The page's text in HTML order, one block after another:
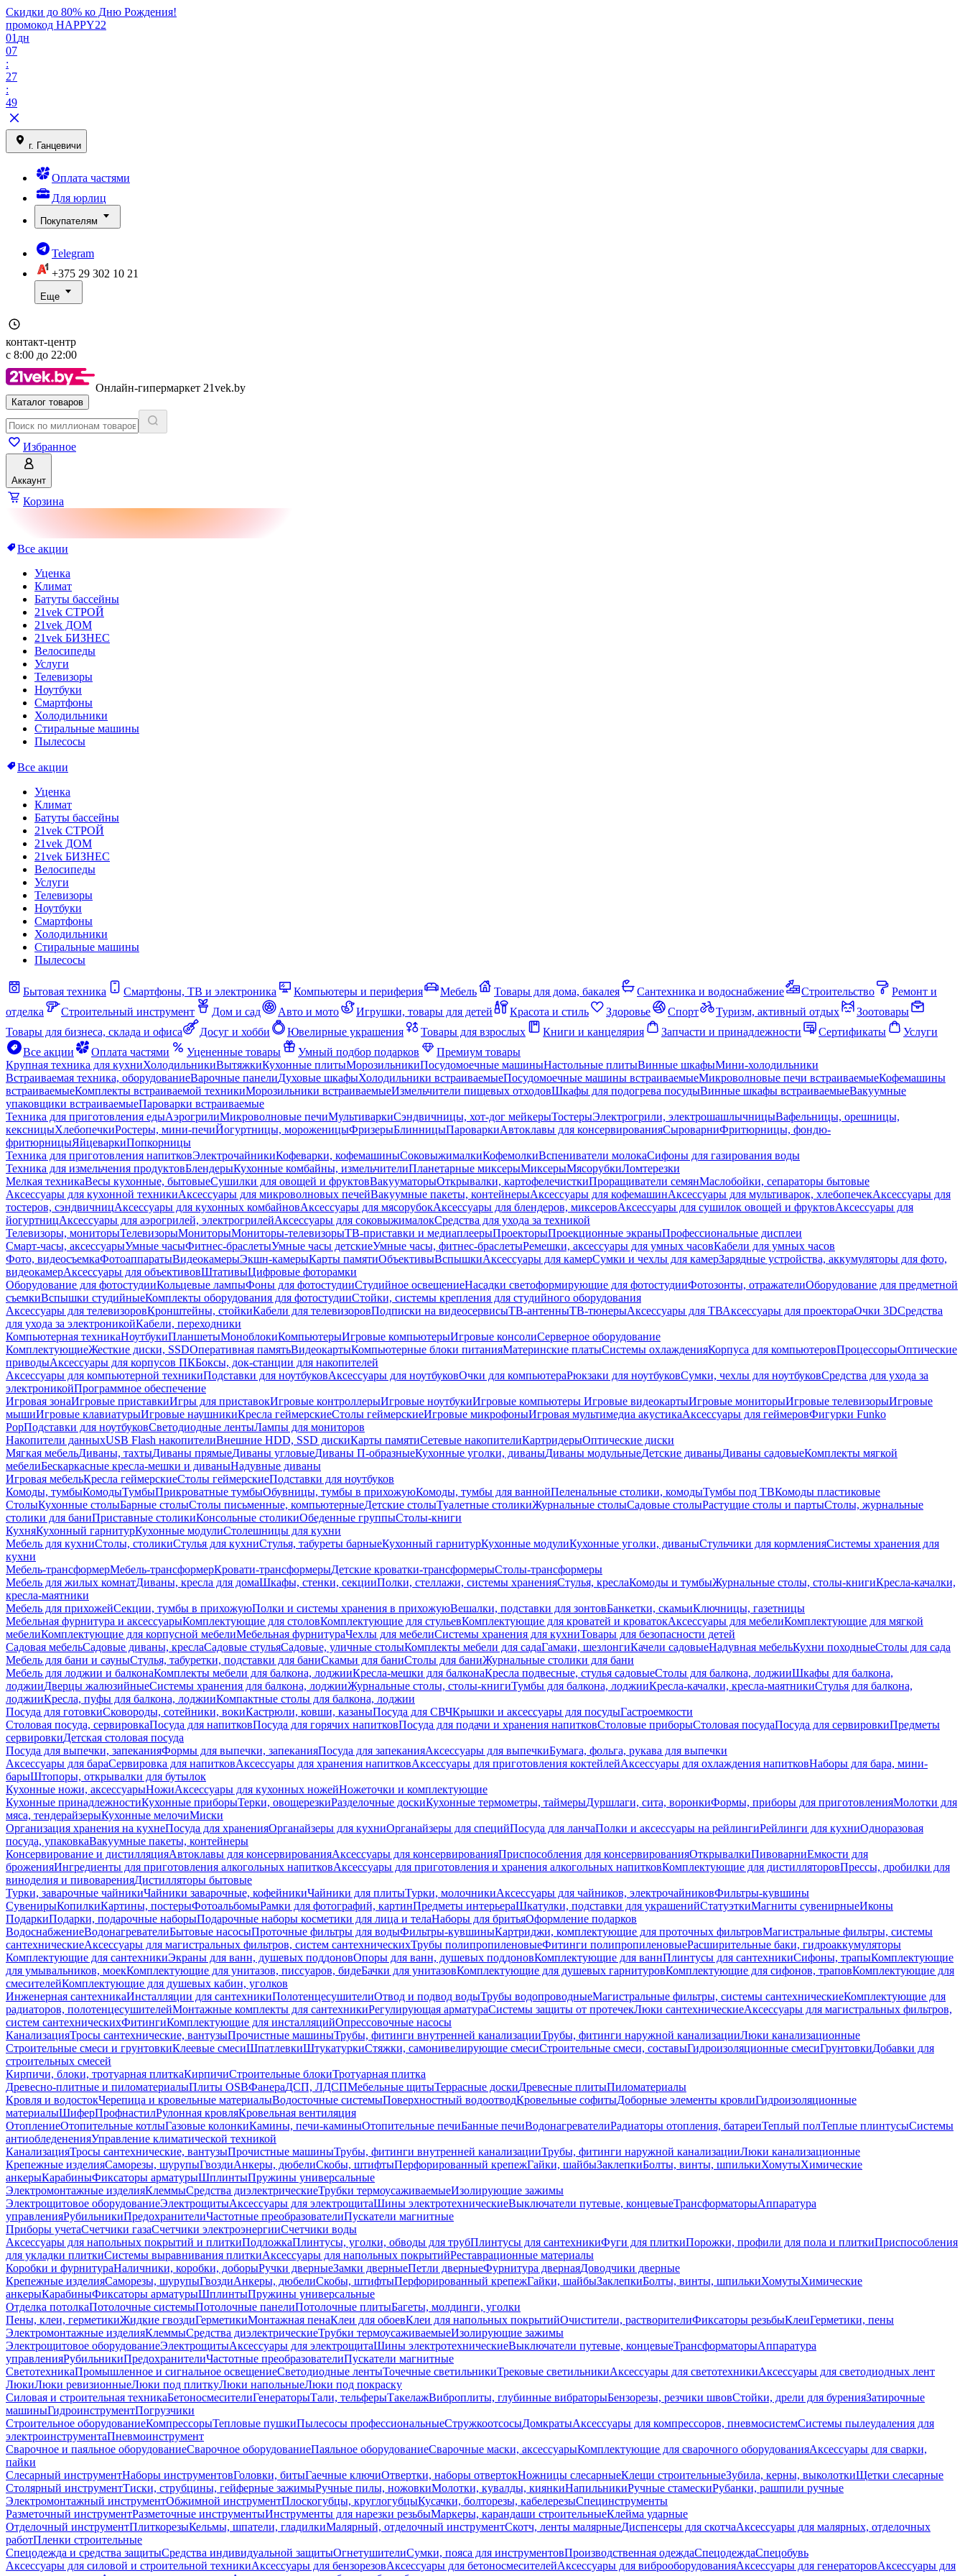
Скидки до 80% ко Дню Рождения!
промокод HAPPY22
01 дн
07
:
27
:
49
г. Ганцевичи
Оплата частями
Для юрлиц
Покупателям
Telegram
+375 29 302 10 21
Еще
контакт-центр
с 8:00 до 22:00
Онлайн-гипермаркет 21vek.by
Каталог товаров
Избранное
Аккаунт
Корзина
Все акции
Уценка
Климат
Батуты бассейны
21vek СТРОЙ
21vek ДОМ
21vek БИЗНЕС
Велосипеды
Услуги
Телевизоры
Ноутбуки
Смартфоны
Холодильники
Стиральные машины
Пылесосы
Все акции
Уценка
Климат
Батуты бассейны
21vek СТРОЙ
21vek ДОМ
21vek БИЗНЕС
Велосипеды
Услуги
Телевизоры
Ноутбуки
Смартфоны
Холодильники
Стиральные машины
Пылесосы
Бытовая техника Смартфоны, ТВ и электроника Компьютеры и периферия Мебель Товары для дома, бакалея Сантехника и водоснабжение Строительство
Ремонт и
отделка
Строительный инструмент Дом и сад Авто и мото Игрушки, товары для детей Красота и стиль Здоровье Спорт Туризм, активный отдых
Зоотовары
Товары для бизнеса, склада и офиса
Досуг и хобби Ювелирные украшения Товары для взрослых Книги и канцелярия Запчасти и принадлежности Сертификаты
Услуги
Все акции
Оплата частями Уцененные товары Умный подбор подарков
Премиум товары
Крупная техника для кухниХолодильникиВытяжкиКухонные плитыМорозильникиПосудомоечные машиныНастольные плитыВинные шкафыМини-холодильники
Встраиваемая техника, оборудованиеВарочные панелиДуховые шкафыХолодильники встраиваемыеПосудомоечные машины встраиваемыеМикроволновые печи встраиваемыеКофемашины
встраиваемыеКомплекты встраиваемой техникиМорозильники встраиваемыеИзмельчители пищевых отходовШкафы для подогрева посудыВинные шкафы встраиваемыеВакуумные
упаковщики встраиваемыеПароварки встраиваемые
Техника для приготовления едыАэрогрилиМикроволновые печиМультиваркиСэндвичницы, хот-дог мейкерыТостерыЭлектрогрили, электрошашлычницыВафельницы, орешницы,
кексницыХлебопечкиРостеры, мини-печиЙогуртницы, мороженицыФризерыБлинницыПароваркиАвтоклавы для консервированияСыроварниФритюрницы, фондю-
фритюрницыЯйцеваркиПопкорницы
Техника для приготовления напитковЭлектрочайникиКофеварки, кофемашиныСоковыжималкиКофемолкиВспениватели молокаСифоны для газирования воды
Техника для измельчения продуктовБлендерыКухонные комбайны, измельчителиПланетарные миксерыМиксерыМясорубкиЛомтерезки
Мелкая техникаВесы кухонные, бытовыеСушилки для овощей и фруктовВакууматорыОткрывалки, картофелечисткиПроращиватели семянМаслобойки, сепараторы бытовые
Аксессуары для кухонной техникиАксессуары для микроволновых печейВакуумные пакеты, контейнерыАксессуары для кофемашинАксессуары для мультиварок, хлебопечекАксессуары для
тостеров, сэндвичницАксессуары для кухонных комбайновАксессуары для мясорубокАксессуары для блендеров, миксеровАксессуары для сушилок овощей и фруктовАксессуары для
йогуртницАксессуары для аэрогрилей, электрогрилейАксессуары для соковыжималокСредства для ухода за техникой
Телевизоры, мониторыТелевизорыМониторыМониторы-телевизорыТВ-приставки и медиаплеерыПроекторыПроекционные экраныПрофессиональные дисплеи
Смарт-часы, аксессуарыУмные часыФитнес-браслетыУмные часы детскиеУмные часы, фитнес-браслетыРемешки, аксессуары для умных часовКабели для умных часов
Фото, видеосъемкаФотоаппаратыВидеокамерыЭкшн-камерыКарты памятиОбъективыВспышкиАксессуары для камерСумки и чехлы для камерЗарядные устройства, аккумуляторы для фото,
видеокамерАксессуары для объективовШтативыЦифровые фоторамки
Оборудование для фотостудииКольцевые лампыФоны для фотостудииСтудийное освещениеНасадки светоформирующие для фотостудииФотозонты, отражателиОборудование для предметной
съемкиВспышки студийныеКомплекты оборудования для фотостудииСтойки, системы крепления для студийного оборудования
Аксессуары для телевизоровКронштейны, стойкиКабели для телевизоровПодписки на видеосервисыТВ-антенныТВ-тюнерыАксессуары для ТВАксессуары для проектораОчки 3DСредства
для ухода за электроникойКабели, переходники
Компьютерная техникаНоутбукиПланшетыМоноблокиКомпьютерыИгровые компьютерыИгровые консолиСерверное оборудование
КомплектующиеЖесткие диски, SSDОперативная памятьВидеокартыКомпьютерные блоки питанияМатеринские платыСистемы охлажденияКорпуса для компьютеровПроцессорыОптические
приводыАксессуары для корпусов ПКБоксы, док-станции для накопителей
Аксессуары для компьютерной техникиПодставки для ноутбуковАксессуары для ноутбуковОчки для компьютераРюкзаки для ноутбуковСумки, чехлы для ноутбуковСредства для ухода за
электроникойПрограммное обеспечение
Игровая зонаИгровые приставкиИгры для приставокИгровые контроллерыИгровые ноутбукиИгровые компьютеры Игровые видеокартыИгровые мониторыИгровые телевизорыИгровые
мышиИгровые клавиатурыИгровые наушникиКресла геймерскиеСтолы геймерскиеИгровые микрофоныИгровая мультимедиа акустикаАксессуары для геймеровФигурки Funko
PopПодставки для ноутбуковСветодиодные лентыЛампы для мониторов
Накопители данныхUSB Flash накопителиВнешние HDD, SSD дискиКарты памятиСетевые накопителиКартридерыОптические диски
Мягкая мебельДиваны, тахтыДиваны прямыеДиваны угловыеДиваны П-образныеКухонные уголки, диваныДиваны модульныеДетские диваныДиваны садовыеКомплекты мягкой
мебелиБескаркасные кресла-мешки и диваныНадувные диваны
Игровая мебельКресла геймерскиеСтолы геймерскиеПодставки для ноутбуков
Комоды, тумбыКомодыТумбыПрикроватные тумбыОбувницы, тумбы в прихожуюКомоды, тумбы для ваннойПеленальные столики, комодыТумбы под ТВКомоды пластиковые
СтолыКухонные столыБарные столыСтолы письменные, компьютерныеДетские столыТуалетные столикиЖурнальные столыСадовые столыРастущие столы и партыСтолы, журнальные
столики для баниПриставные столикиКонсольные столикиОбеденные группыСтолы-книги
КухняКухонный гарнитурКухонные модулиСтолешницы для кухни
Мебель для кухниСтолы, столикиСтулья для кухниСтулья, табуреты барныеКухонный гарнитурКухонные модулиКухонные уголки, диваныСтульчики для кормленияСистемы хранения для
кухни
Мебель-трансформерМебель-трансформерКровати-трансформерыДетские кроватки-трансформерыСтолы-трансформеры
Мебель для жилых комнатДиваны, кресла для домаШкафы, стенки, секцииПолки, стеллажи, системы храненияСтулья, креслаКомоды и тумбыЖурнальные столы, столы-книгиКресла-качалки,
кресла-маятники
Мебель для прихожейСекции, тумбы в прихожуюПолки и системы хранения в прихожуюВешалки, подставки для зонтовБанкетки, скамьиКлючницы, газетницы
Мебельная фурнитура и аксессуарыКомплектующие для столовКомплектующие для стульевКомплектующие для кроватей и кроватокАксессуары для мебелиКомплектующие для мягкой
мебелиКомплектующие для корпусной мебелиМебельная фурнитураЧехлы для мебелиСистемы хранения для кухниТовары для безопасности детей
Садовая мебельСадовые диваны, креслаСадовые стульяСадовые, уличные столыКомплекты мебели для садаГамаки, шезлонгиКачели садовыеНадувная мебельКухни походныеСтолы для сада
Мебель для бани и сауныСтулья, табуретки, подставки для баниСкамьи для баниСтолы для баниЖурнальные столики для бани
Мебель для лоджии и балконаКомплекты мебели для балкона, лоджииКресла-мешки для балконаКресла подвесные, стулья садовыеСтолы для балкона, лоджииШкафы для балкона,
лоджииДверцы жалюзийныеСистемы хранения для балкона, лоджииЖурнальные столы, столы-книгиТумбы для балкона, лоджииКресла-качалки, кресла-маятникиСтулья для балкона,
лоджииКресла, пуфы для балкона, лоджииКомпактные столы для балкона, лоджии
Посуда для готовкиСковороды, сотейники, вокиКастрюли, ковши, казаныПосуда для СВЧКрышки и аксессуары для посудыГастроемкости
Столовая посуда, сервировкаПосуда для напитковПосуда для горячих напитковПосуда для подачи и хранения напитковСтоловые приборыСтоловая посудаПосуда для сервировкиПредметы
сервировкиДетская столовая посуда
Посуда для выпечки, запеканияФормы для выпечки, запеканияПосуда для запеканияАксессуары для выпечкиБумага, фольга, рукава для выпечки
Аксессуары для бараСервировка для напитковАксессуары для хранения напитковАксессуары для приготовления коктейлейАксессуары для охлаждения напитковНаборы для бара, мини-
барыШтопоры, открывалки для бутылок
Кухонные ножи, аксессуарыНожиАксессуары для кухонных ножейНожеточки и комплектующие
Кухонные принадлежностиКухонные приборыТерки, овощерезкиРазделочные доскиКухонные термометры, таймерыДуршлаги, сита, воронкиФормы, приборы для приготовленияМолотки для
мяса, тендерайзерыКухонные мелочиМиски
Организация хранения на кухнеПосуда для храненияОрганайзеры для кухниОрганайзеры для специйПосуда для ланчаПолки и аксессуары на рейлингиРейлинги для кухниОдноразовая
посуда, упаковкаВакуумные пакеты, контейнеры
Консервирование и дистилляцияАвтоклавы для консервированияАксессуары для консервированияПриспособления для консервированияОткрывалкиПивоварниЕмкости для
броженияИнгредиенты для приготовления алкогольных напитковАксессуары для приготовления и хранения алкогольных напитковКомплектующие для дистилляторовПрессы, дробилки для
виноделия и пивоваренияДистилляторы бытовые
Турки, заварочные чайникиЧайники заварочные, кофейникиЧайники для плитыТурки, молочникиАксессуары для чайников, электрочайниковФильтры-кувшины
СувенирыКопилкиКартины, постерыФотоальбомыРамки для фотографий, картинПредметы интерьераШкатулки, подставки для украшенийСтатуэткиМагниты сувенирныеИконы
ПодаркиПодарки, подарочные наборыПодарочные наборы косметики для лица и телаНаборы для бритьяОформление подарков
ВодоснабжениеВодонагревателиБытовые насосыПроточные фильтры для водыФильтры-кувшиныКартриджи, комплектующие для проточных фильтровМагистральные фильтры, системы
сантехническиеАксессуары для магистральных фильтров, систем сантехническихТрубы полипропиленовыеФитинги полипропиленовыеРасширительные баки, гидроаккумуляторы
Комплектующие для сантехникиЭкраны для ванн, душевых поддоновОпоры для ванн, душевых поддоновКомплектующие для ваннПлинтусы для сантехникиСифоны, трапыКомплектующие
для умывальников, моекКомплектующие для унитазов, писсуаров, бидеБачки для унитазовКомплектующие для душевых гарнитуровКомплектующие для сифонов, траповКомплектующие для
смесителейКомплектующие для душевых кабин, уголков
Инженерная сантехникаИнсталляции для сантехникиПолотенцесушителиОтвод и подвод водыТрубы водопроводныеМагистральные фильтры, системы сантехническиеКомплектующие для
радиаторов, полотенцесушителейМонтажные комплекты для сантехникиРегулирующая арматураСистемы защиты от протечекЛюки сантехническиеАксессуары для магистральных фильтров,
систем сантехническихФитингиКомплектующие для инсталляцийОпрессовочные насосы
КанализацияТросы сантехнические, вантузыПрочистные машиныТрубы, фитинги внутренней канализацииТрубы, фитинги наружной канализацииЛюки канализационные
Строительные смеси и грунтовкиКлеевые смесиШпатлевкиШтукатуркиСтяжки, самонивелирующие смесиСтроительные смеси, составыГидроизоляционные смесиГрунтовкиДобавки для
строительных смесей
Кирпичи, блоки, тротуарная плиткаКирпичиСтроительные блокиТротуарная плитка
Древесно-плитные и пиломатериалыПлиты OSBФанераДСП, ЛДСПМебельные щитыТеррасные доскиДревесные плитыПиломатериалы
Кровля и водостокЧерепица и кровельные материалыВодосточные системыПоверхностный водоотводКровельные софитыДоборные элементы кровлиГидроизоляционные
материалыШиферПрофнастилРулонная кровляКровельная вентиляция
ОтоплениеОтопительные котлыГазовые колонкиКамины, печи-каминыОтопительные печиБанные печиВодонагревателиРадиаторы отопления, батареиТеплый полТеплые плинтусыСистемы
антиобледененияУправление климатической техникой
КанализацияТросы сантехнические, вантузыПрочистные машиныТрубы, фитинги внутренней канализацииТрубы, фитинги наружной канализацииЛюки канализационные
Крепежные изделияСаморезы, шурупыГвоздиАнкеры, дюбелиСкобы, штифтыПерфорированный крепежГайки, шайбыЗаклепкиБолты, винты, шпилькиХомутыХимические
анкерыКарабиныФиксаторы арматурыШплинтыПружины универсальные
Электромонтажные изделияКлеммыСредства диэлектрическиеТрубки термоусаживаемыеИзолирующие зажимы
Электрощитовое оборудованиеЭлектрощитыАксессуары для электрощитаШины электротехническиеВыключатели путевые, концевыеТрансформаторыАппаратура
управленияРубильникиПредохранителиЧастотные преобразователиПускатели магнитные
Приборы учетаСчетчики газаСчетчики электроэнергииСчетчики воды
Аксессуары для напольных покрытий и плиткиПодложкаПлинтусы, уголки, обводы для трубПлинтусы для сантехникиФуги для плиткиПорожки, профили для пола и плиткиПриспособления
для укладки плиткиСистемы выравнивания плиткиАксессуары для напольных покрытийРеставрационные материалы
Коробки и фурнитураНаличники, коробки, доборыРучки дверныеЗамки дверныеПетли дверныеФурнитура двернаяДоводчики дверные
Крепежные изделияСаморезы, шурупыГвоздиАнкеры, дюбелиСкобы, штифтыПерфорированный крепежГайки, шайбыЗаклепкиБолты, винты, шпилькиХомутыХимические
анкерыКарабиныФиксаторы арматурыШплинтыПружины универсальные
Отделка потолкаПотолочные системыПотолочные панелиПотолочные плитыБагеты, молдинги, уголки
Пены, клеи, герметикиЖидкие гвоздиГерметикиМонтажная пенаКлеи для обоевКлеи для напольных покрытийОчистители, растворителиФиксаторы резьбыКлеиГерметики, пены
Электромонтажные изделияКлеммыСредства диэлектрическиеТрубки термоусаживаемыеИзолирующие зажимы
Электрощитовое оборудованиеЭлектрощитыАксессуары для электрощитаШины электротехническиеВыключатели путевые, концевыеТрансформаторыАппаратура
управленияРубильникиПредохранителиЧастотные преобразователиПускатели магнитные
СветотехникаПромышленное и сигнальное освещениеСветодиодные лентыТочечные светильникиТрековые светильникиАксессуары для светотехникиАксессуары для светодиодных лент
ЛюкиЛюки ревизионныеЛюки под плиткуЛюки напольныеЛюки под покраску
Силовая и строительная техникаБетоносмесителиГенераторыТали, тельферыТакелажВиброплиты, глубинные вибраторыБензорезы, резчики швовСтойки, дрели для буренияЗатирочные
машиныГидроинструментПогрузчики
Строительное оборудованиеКомпрессорыТепловые пушкиПылесосы профессиональныеСтружкоотсосыДомкратыАксессуары для компрессоров, пневмосистемСистемы пылеудаления для
электроинструментаПневмоинструмент
Сварочное и паяльное оборудованиеСварочное оборудованиеПаяльное оборудованиеСварочные маски, аксессуарыКомплектующие для сварочного оборудованияАксессуары для сварки,
пайки
Слесарный инструментНаборы инструментовГоловки, битыГаечные ключиОтвертки, наборы отвертокНожницы слесарныеКлещи строительныеЗубила, керны, выколоткиЩетки слесарные
Столярный инструментТиски, струбцины, гейферные зажимыРучные пилы, ножовкиМолотки, кувалды, киянкиНапильникиРучные стамескиРубанки, рашпили ручные
Электромонтажный инструментОбжимной инструментПлоскогубцы, круглогубцыКусачки, болторезы, кабелерезыСпецинструменты
Разметочный инструментРазметочные инструментыИнструменты для нарезки резьбыМаркеры, карандаши строительныеКлейма ударные
Отделочный инструментПлиткорезыКельмы, шпатели, гладилкиМалярный, отделочный инструментСкотч, ленты малярныеДиспенсеры для скотчаАксессуары для малярных, отделочных
работПленки строительные
Спецодежда и средства защитыСредства индивидуальной защитыОгнетушителиСумки, пояса для инструментовПроизводственная одеждаСпецодеждаСпецобувь
Аксессуары для силовой и строительной техникиАксессуары для бензорезовАксессуары для бетоносмесителейАксессуары для виброоборудованияАксессуары для генераторовАксессуары для